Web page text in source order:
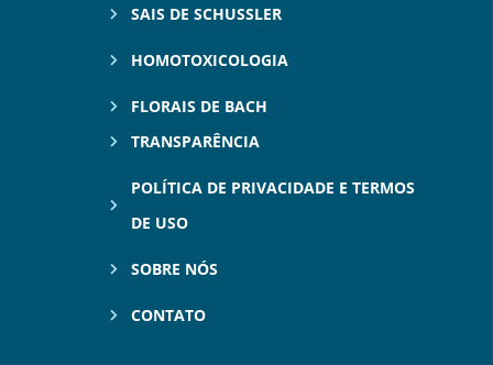
SAIS DE SCHUSSLER
HOMOTOXICOLOGIA
FLORAIS DE BACH
TRANSPARÊNCIA
POLÍTICA DE PRIVACIDADE E TERMOS
DE USO
SOBRE NÓS
CONTATO